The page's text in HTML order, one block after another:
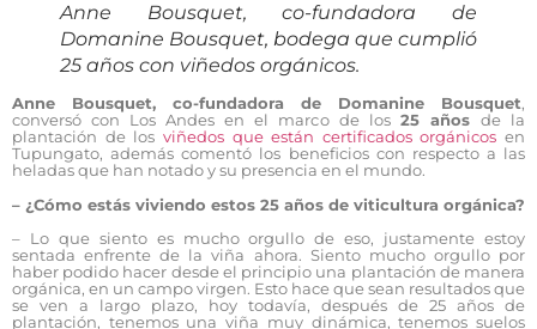
Anne Bousquet, co-fundadora de
Domanine Bousquet, bodega que cumplió
25 años con viñedos orgánicos.
Anne Bousquet, co-fundadora de Domanine Bousquet,
conversó con Los Andes en el marco de los 25 años de la
plantación de los viñedos que están certificados orgánicos en
Tupungato, además comentó los beneficios con respecto a las
heladas que han notado y su presencia en el mundo.
– ¿Cómo estás viviendo estos 25 años de viticultura orgánica?
– Lo que siento es mucho orgullo de eso, justamente estoy
sentada enfrente de la viña ahora. Siento mucho orgullo por
haber podido hacer desde el principio una plantación de manera
orgánica, en un campo virgen. Esto hace que sean resultados que
se ven a largo plazo, hoy todavía, después de 25 años de
plantación, tenemos una viña muy dinámica, tenemos suelos